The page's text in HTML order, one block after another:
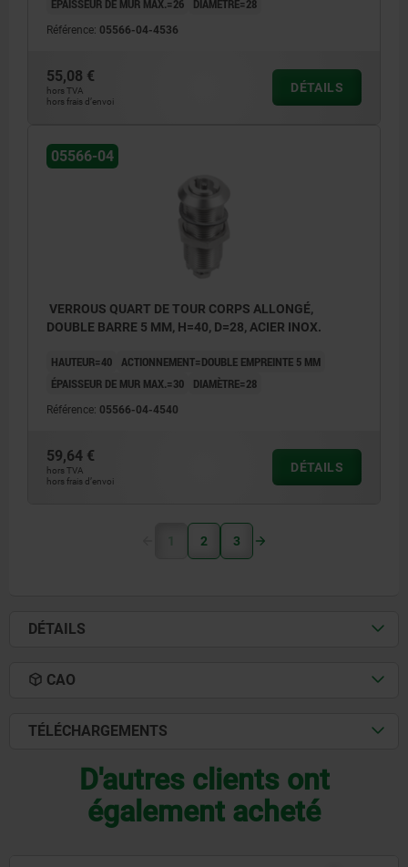
ÉPAISSEUR DE MUR MAX.=26 DIAMÈTRE=28
Référence: 05566-04-4536
55,08 €
hors TVA
hors frais d’envoi
DÉTAILS
05566-04
VERROUS QUART DE TOUR CORPS ALLONGÉ,
DOUBLE BARRE 5 MM, H=40, D=28, ACIER INOX.
HAUTEUR=40 ACTIONNEMENT=DOUBLE EMPREINTE 5 MM
ÉPAISSEUR DE MUR MAX.=30
DIAMÈTRE=28
Référence: 05566-04-4540
59,64 €
hors TVA
hors frais d’envoi
DÉTAILS
1 2 3
DÉTAILS
CAO
TÉLÉCHARGEMENTS
D'autres clients ont
également acheté